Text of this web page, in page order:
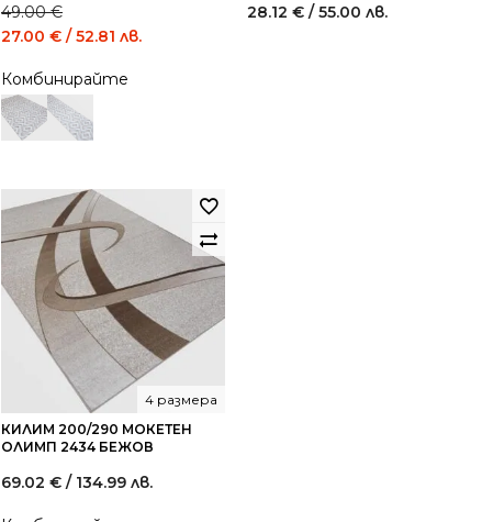
49.00€
Original
was:
49.00 €
/
27.00 € / 52.81 лв.
Комбинирайте
28.12 € / 55.00 лв.
КИЛИМ 200/290 МОКЕТЕН
ОЛИМП 2434 БЕЖОВ
4 размера
69.02 € / 134.99 лв.